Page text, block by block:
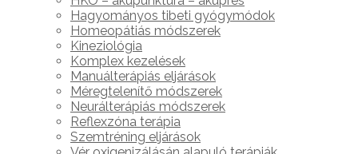
Hagyományos tibeti gyógymódok
Homeopátiás módszerek
Kineziológia
Komplex kezelések
Manuálterápiás eljárások
Méregtelenítő módszerek
Neurálterápiás módszerek
Reflexzóna terápia
Szemtréning eljárások